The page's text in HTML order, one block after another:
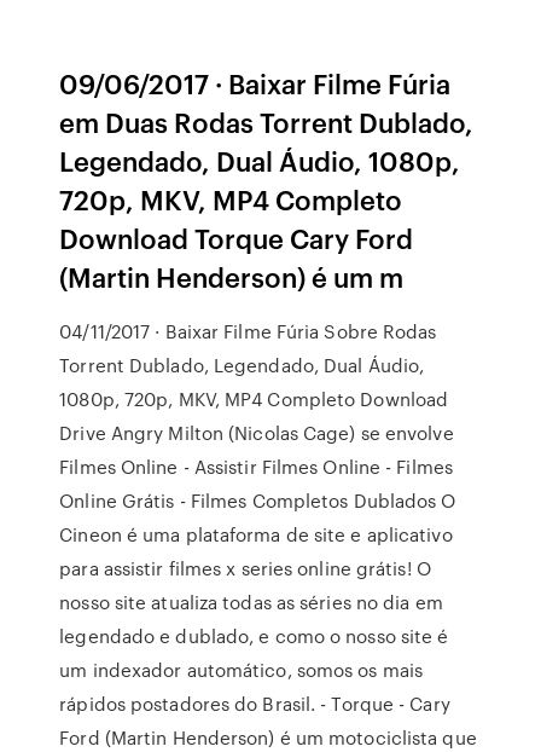
09/06/2017 · Baixar Filme Fúria
em Duas Rodas Torrent Dublado,
Legendado, Dual Áudio, 1080p,
720p, MKV, MP4 Completo
Download Torque Cary Ford
(Martin Henderson) é um m
04/11/2017 · Baixar Filme Fúria Sobre Rodas
Torrent Dublado, Legendado, Dual Áudio,
1080p, 720p, MKV, MP4 Completo Download
Drive Angry Milton (Nicolas Cage) se envolve
Filmes Online - Assistir Filmes Online - Filmes
Online Grátis - Filmes Completos Dublados O
Cineon é uma plataforma de site e aplicativo
para assistir filmes x series online grátis! O
nosso site atualiza todas as séries no dia em
legendado e dublado, e como o nosso site é
um indexador automático, somos os mais
rápidos postadores do Brasil. - Torque - Cary
Ford (Martin Henderson) é um motociclista que